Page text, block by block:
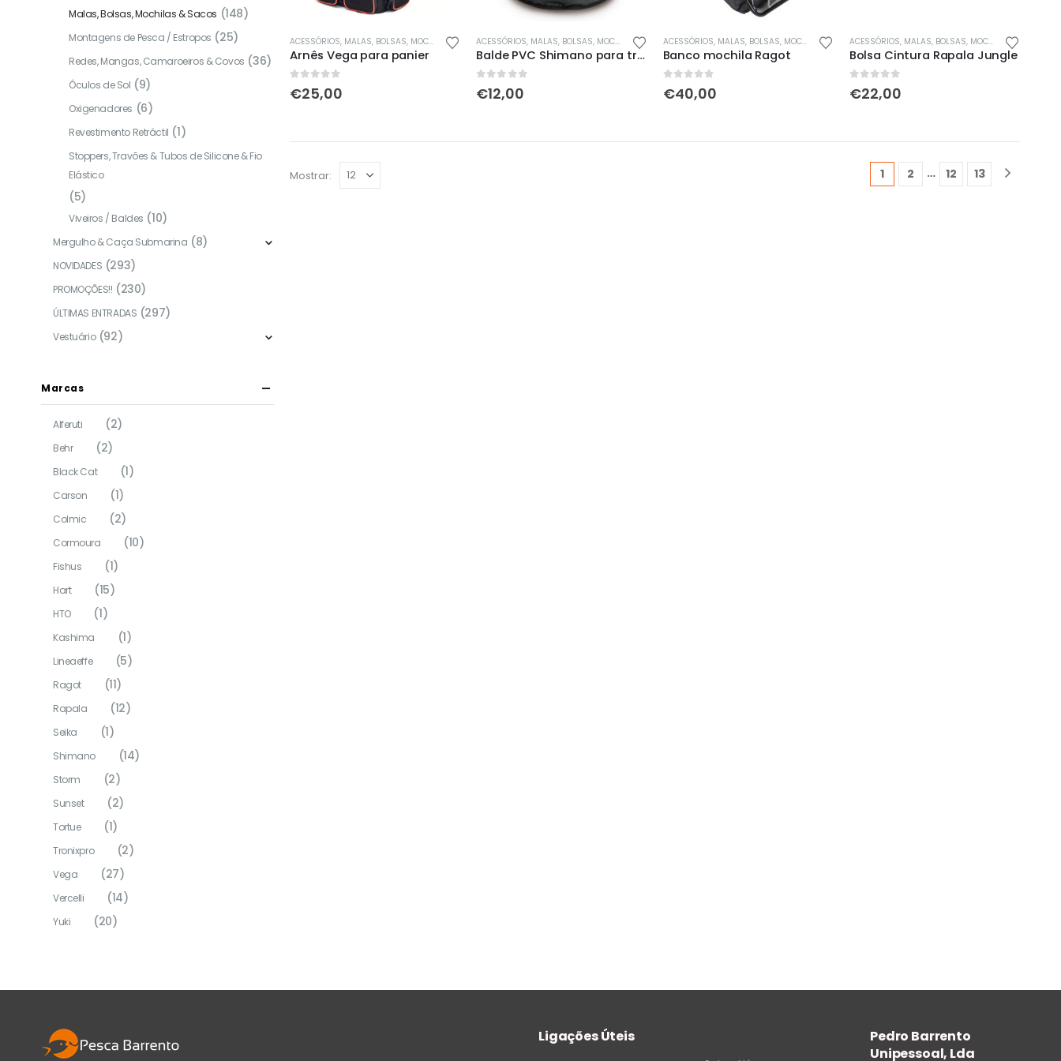
ACESSÓRIOS, MALAS, BOLSAS, MOCHILAS & SACOS
Arnês Vega para panier
out of 5
€25,00
ACESSÓRIOS, MALAS, BOLSAS, MOCHILAS & SACOS ,VIVEIROS / BALDES
Balde PVC Shimano para transporte Isco
out of 5
€12,00
ACESSÓRIOS, MALAS, BOLSAS, MOCHILAS & SACOS
Banco mochila Ragot
out of 5
€40,00
ACESSÓRIOS, MALAS, BOLSAS, MOCHILAS & SACOS
Bolsa Cintura Rapala Jungle
out of 5
€22,00
Mostrar: 1 2 … 12 13
Malas, Bolsas, Mochilas & Sacos (148)
Montagens de Pesca / Estropos (25)
Redes, Mangas, Camaroeiros & Covos (36)
Óculos de Sol (9)
Oxigenadores (6)
Revestimento Retráctil (1)
Stoppers, Travões & Tubos de Silicone & Fio
Elástico
(5)
Viveiros / Baldes (10)
Mergulho & Caça Submarina (8)
NOVIDADES (293)
PROMOÇÕES!! (230)
ÚLTIMAS ENTRADAS (297)
Vestuário (92)
Marcas
Alferuti (2)
Behr (2)
Black Cat (1)
Carson (1)
Colmic (2)
Cormoura (10)
Fishus (1)
Hart (15)
HTO (1)
Kashima (1)
Lineaeffe (5)
Ragot (11)
Rapala (12)
Seika (1)
Shimano (14)
Storm (2)
Sunset (2)
Tortue (1)
Tronixpro (2)
Vega (27)
Vercelli (14)
Yuki (20)
Ligações Úteis
Pedro Barrento
Unipessoal, Lda